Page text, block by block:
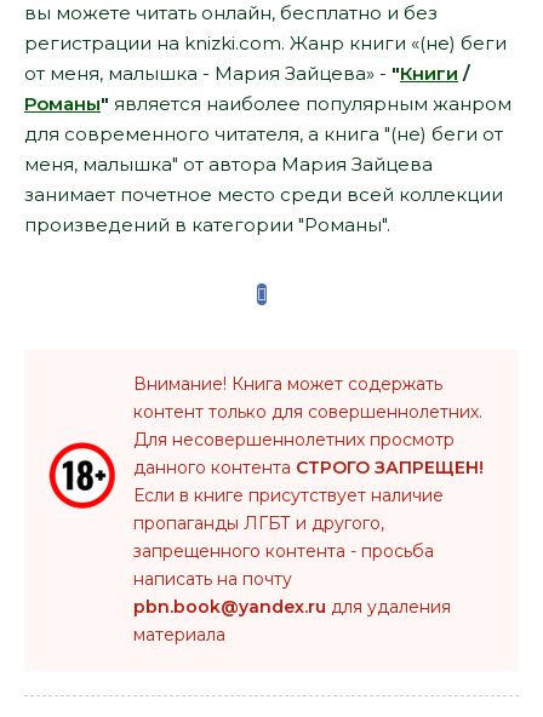
вы можете читать онлайн, бесплатно и без
регистрации на knizki.com. Жанр книги «(не) беги
от меня, малышка - Мария Зайцева» - "Книги /
Романы" является наиболее популярным жанром
для современного читателя, а книга "(не) беги от
меня, малышка" от автора Мария Зайцева
занимает почетное место среди всей коллекции
произведений в категории "Романы".
Внимание! Книга может содержать
контент только для совершеннолетних.
Для несовершеннолетних просмотр
данного контента СТРОГО ЗАПРЕЩЕН!
Если в книге присутствует наличие
пропаганды ЛГБТ и другого,
запрещенного контента - просьба
написать на почту
pbn.book@yandex.ru для удаления
материала